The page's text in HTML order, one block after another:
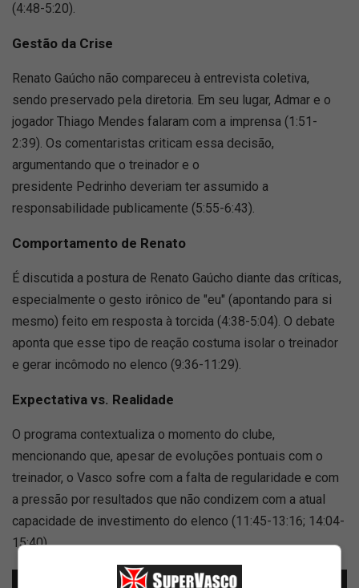
(4:48-5:20).
Gestão da Crise
Renato Gaúcho não compareceu à entrevista coletiva,
sendo preservado pela diretoria. Em seu lugar, Admar e o
jogador Thiago Mendes falaram com a imprensa (1:51-
2:39). Os comentaristas criticam essa decisão,
argumentando que o treinador e o
presidente Pedrinho deveriam ter assumido a
responsabilidade publicamente (5:55-6:43).
Comportamento de Renato
É discutida a postura de Renato Gaúcho diante das críticas,
especialmente o gesto irônico de "eu" (apontando para si
mesmo) feito em resposta à torcida (4:38-5:04). O debate
aponta que esse tipo de reação costuma isolar o treinador
e gerar incômodo no elenco (9:36-11:29).
Expectativa vs. Realidade
O programa contextualiza o momento do clube,
mencionando que, apesar de evoluções pontuais com o
treinador, o Vasco sofre com a falta de regularidade e com
a pressão por resultados que não condizem com a atual
capacidade de investimento do elenco (11:45-13:16; 14:04-
15:40).